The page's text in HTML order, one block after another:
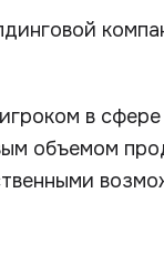
в
объемом